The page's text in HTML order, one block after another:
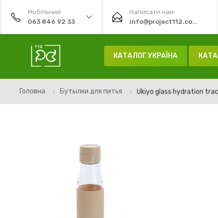
Мобільний:
063 846 92 33
Написати нам:
info@project112.com.ua
КАТАЛОГ УКРАЇНА
Головна Бутылки для питья Ukiyo glass hydration